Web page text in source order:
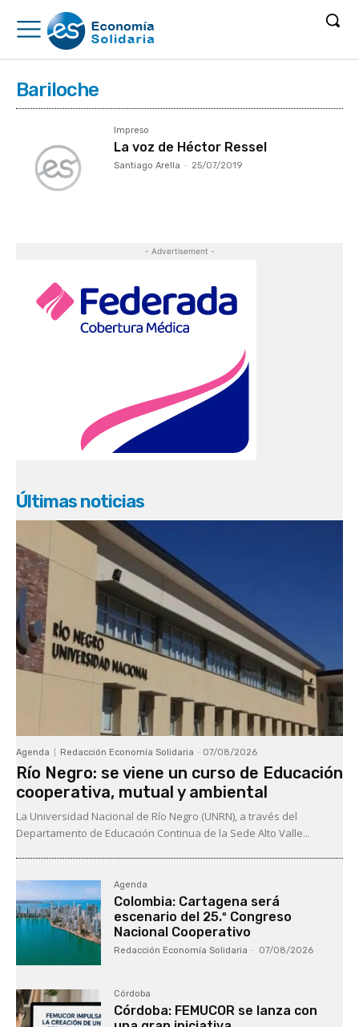
Bariloche
Impreso
La voz de Héctor Ressel
Santiago Arella - 25/07/2019
- Advertisement -
Últimas noticias
Agenda Redacción Economía Solidaria - 07/08/2026
Río Negro: se viene un curso de Educación
cooperativa, mutual y ambiental
La Universidad Nacional de Río Negro (UNRN), a través del
Departamento de Educación Continua de la Sede Alto Valle...
Agenda
Colombia: Cartagena será
escenario del 25.º Congreso
Nacional Cooperativo
Redacción Economía Solidaria - 07/08/2026
Córdoba
Córdoba: FEMUCOR se lanza con